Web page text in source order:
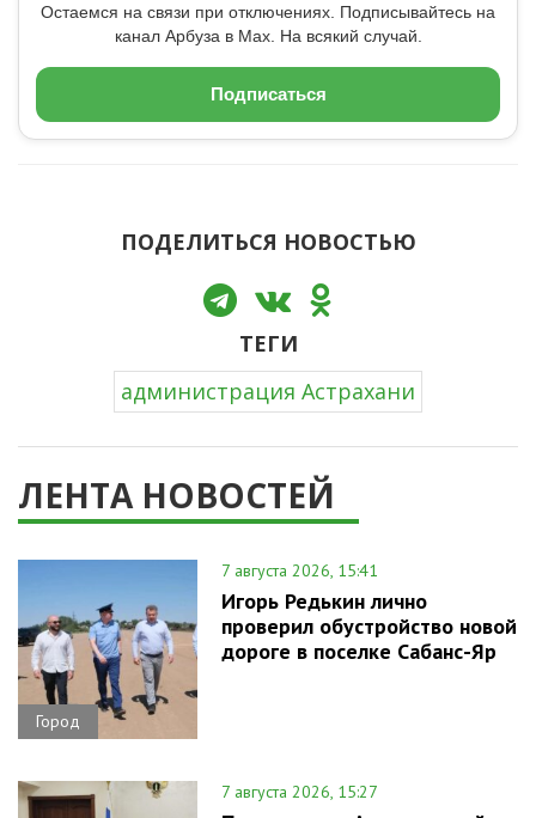
Остаемся на связи при отключениях. Подписывайтесь на
канал Арбуза в Max. На всякий случай.
Подписаться
ПОДЕЛИТЬСЯ НОВОСТЬЮ
ТЕГИ
администрация Астрахани
ЛЕНТА НОВОСТЕЙ
Город
7 августа 2026, 15:41
Игорь Редькин лично
проверил обустройство новой
дороге в поселке Сабанс-Яр
7 августа 2026, 15:27